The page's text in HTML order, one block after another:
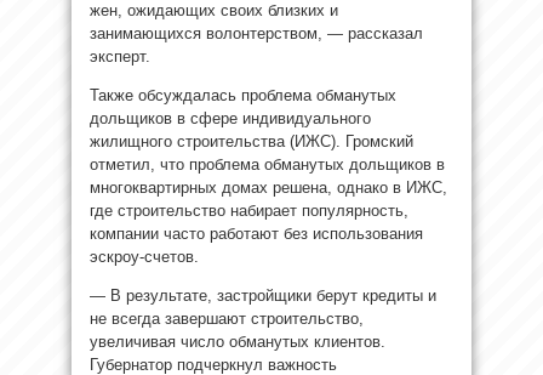
жен, ожидающих своих близких и
занимающихся волонтерством, — рассказал
эксперт.
Также обсуждалась проблема обманутых
дольщиков в сфере индивидуального
жилищного строительства (ИЖС). Громский
отметил, что проблема обманутых дольщиков в
многоквартирных домах решена, однако в ИЖС,
где строительство набирает популярность,
компании часто работают без использования
эскроу-счетов.
— В результате, застройщики берут кредиты и
не всегда завершают строительство,
увеличивая число обманутых клиентов.
Губернатор подчеркнул важность